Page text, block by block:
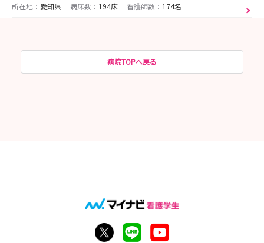
所在地： 愛知県 病床数： 194床 看護師数： 174名
病院TOPへ戻る